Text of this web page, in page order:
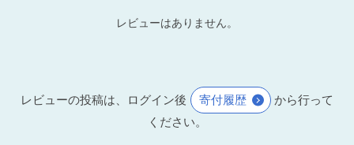
レビューはありません。
レビューの投稿は、ログイン後 寄付履歴
から行って
ください。